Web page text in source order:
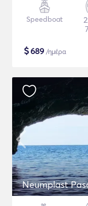
Speedboat
$689 /ημέρα
Neumplast